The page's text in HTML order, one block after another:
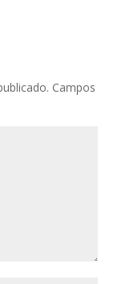
Campos